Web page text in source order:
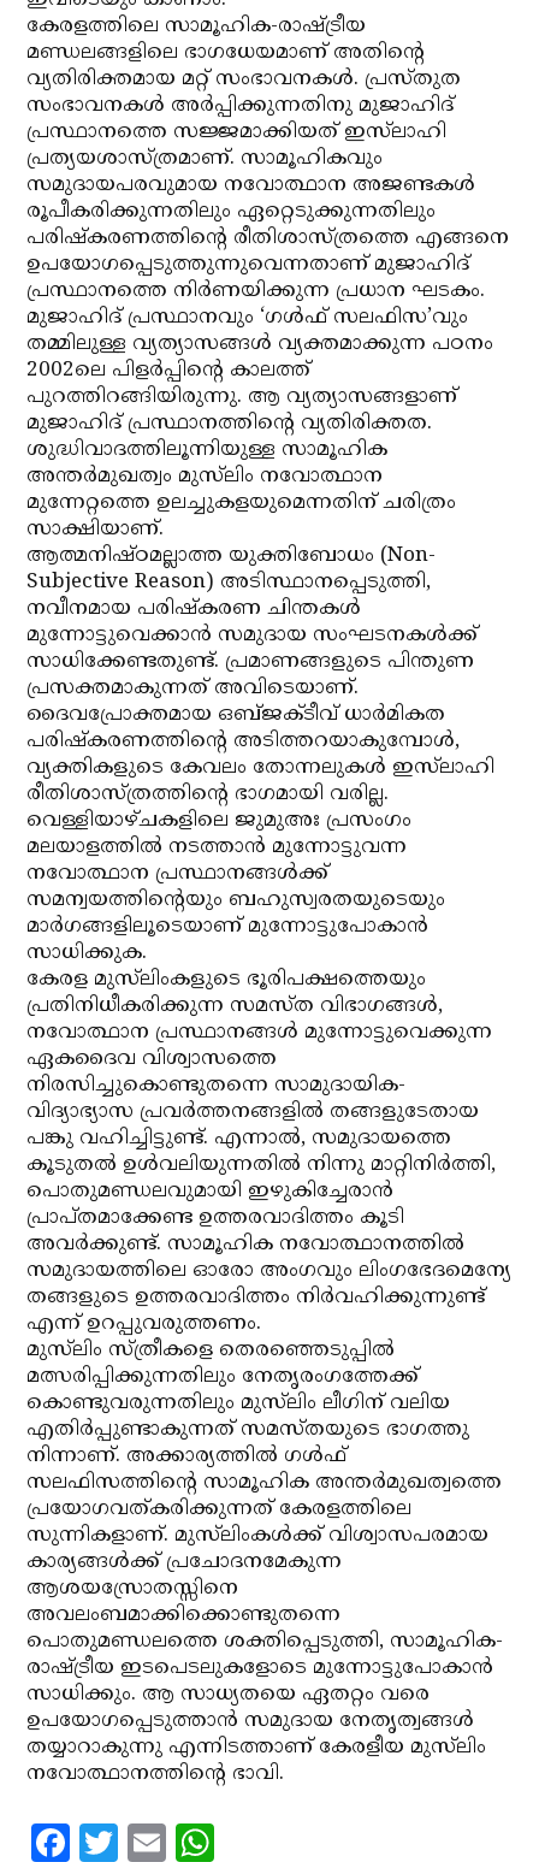
കേരളത്തിലെ സാമൂഹിക-രാഷ്ട്രീയ
മണ്ഡലങ്ങളിലെ ഭാഗധേയമാണ് അതിന്റെ
വ്യതിരിക്തമായ മറ്റ് സംഭാവനകള്‍. പ്രസ്തുത
സംഭാവനകള്‍ അര്‍പ്പിക്കുന്നതിനു മുജാഹിദ്
പ്രസ്ഥാനത്തെ സജ്ജമാക്കിയത് ഇസ്‌ലാഹി
പ്രത്യയശാസ്ത്രമാണ്. സാമൂഹികവും
സമുദായപരവുമായ നവോത്ഥാന അജണ്ടകള്‍
രൂപീകരിക്കുന്നതിലും ഏറ്റെടുക്കുന്നതിലും
പരിഷ്‌കരണത്തിന്റെ രീതിശാസ്ത്രത്തെ എങ്ങനെ
ഉപയോഗപ്പെടുത്തുന്നുവെന്നതാണ് മുജാഹിദ്
പ്രസ്ഥാനത്തെ നിര്‍ണയിക്കുന്ന പ്രധാന ഘടകം.
മുജാഹിദ് പ്രസ്ഥാനവും ‘ഗള്‍ഫ് സലഫിസ’വും
തമ്മിലുള്ള വ്യത്യാസങ്ങള്‍ വ്യക്തമാക്കുന്ന പഠനം
2002ലെ പിളര്‍പ്പിന്റെ കാലത്ത്
പുറത്തിറങ്ങിയിരുന്നു. ആ വ്യത്യാസങ്ങളാണ്
മുജാഹിദ് പ്രസ്ഥാനത്തിന്റെ വ്യതിരിക്തത.
ശുദ്ധിവാദത്തിലൂന്നിയുള്ള സാമൂഹിക
അന്തര്‍മുഖത്വം മുസ്‌ലിം നവോത്ഥാന
മുന്നേറ്റത്തെ ഉലച്ചുകളയുമെന്നതിന് ചരിത്രം
സാക്ഷിയാണ്.
ആത്മനിഷ്ഠമല്ലാത്ത യുക്തിബോധം (Non-
Subjective Reason) അടിസ്ഥാനപ്പെടുത്തി,
നവീനമായ പരിഷ്‌കരണ ചിന്തകള്‍
മുന്നോട്ടുവെക്കാന്‍ സമുദായ സംഘടനകള്‍ക്ക്
സാധിക്കേണ്ടതുണ്ട്. പ്രമാണങ്ങളുടെ പിന്തുണ
പ്രസക്തമാകുന്നത് അവിടെയാണ്.
ദൈവപ്രോക്തമായ ഒബ്ജക്ടീവ് ധാര്‍മികത
പരിഷ്‌കരണത്തിന്റെ അടിത്തറയാകുമ്പോള്‍,
വ്യക്തികളുടെ കേവലം തോന്നലുകള്‍ ഇസ്‌ലാഹി
രീതിശാസ്ത്രത്തിന്റെ ഭാഗമായി വരില്ല.
വെള്ളിയാഴ്ചകളിലെ ജുമുഅഃ പ്രസംഗം
മലയാളത്തില്‍ നടത്താന്‍ മുന്നോട്ടുവന്ന
നവോത്ഥാന പ്രസ്ഥാനങ്ങള്‍ക്ക്
സമന്വയത്തിന്റെയും ബഹുസ്വരതയുടെയും
മാര്‍ഗങ്ങളിലൂടെയാണ് മുന്നോട്ടുപോകാന്‍
സാധിക്കുക.
കേരള മുസ്‌ലിംകളുടെ ഭൂരിപക്ഷത്തെയും
പ്രതിനിധീകരിക്കുന്ന സമസ്ത വിഭാഗങ്ങള്‍,
നവോത്ഥാന പ്രസ്ഥാനങ്ങള്‍ മുന്നോട്ടുവെക്കുന്ന
ഏകദൈവ വിശ്വാസത്തെ
നിരസിച്ചുകൊണ്ടുതന്നെ സാമുദായിക-
വിദ്യാഭ്യാസ പ്രവര്‍ത്തനങ്ങളില്‍ തങ്ങളുടേതായ
പങ്കു വഹിച്ചിട്ടുണ്ട്. എന്നാല്‍, സമുദായത്തെ
കൂടുതല്‍ ഉള്‍വലിയുന്നതില്‍ നിന്നു മാറ്റിനിര്‍ത്തി,
പൊതുമണ്ഡലവുമായി ഇഴുകിച്ചേരാന്‍
പ്രാപ്തമാക്കേണ്ട ഉത്തരവാദിത്തം കൂടി
അവര്‍ക്കുണ്ട്. സാമൂഹിക നവോത്ഥാനത്തില്‍
സമുദായത്തിലെ ഓരോ അംഗവും ലിംഗഭേദമെന്യേ
തങ്ങളുടെ ഉത്തരവാദിത്തം നിര്‍വഹിക്കുന്നുണ്ട്
എന്ന് ഉറപ്പുവരുത്തണം.
മുസ്‌ലിം സ്ത്രീകളെ തെരഞ്ഞെടുപ്പില്‍
മത്സരിപ്പിക്കുന്നതിലും നേതൃരംഗത്തേക്ക്
കൊണ്ടുവരുന്നതിലും മുസ്‌ലിം ലീഗിന് വലിയ
എതിര്‍പ്പുണ്ടാകുന്നത് സമസ്തയുടെ ഭാഗത്തു
നിന്നാണ്. അക്കാര്യത്തില്‍ ഗള്‍ഫ്
സലഫിസത്തിന്റെ സാമൂഹിക അന്തര്‍മുഖത്വത്തെ
പ്രയോഗവത്കരിക്കുന്നത് കേരളത്തിലെ
സുന്നികളാണ്. മുസ്‌ലിംകള്‍ക്ക് വിശ്വാസപരമായ
കാര്യങ്ങള്‍ക്ക് പ്രചോദനമേകുന്ന
ആശയസ്രോതസ്സിനെ
അവലംബമാക്കിക്കൊണ്ടുതന്നെ
പൊതുമണ്ഡലത്തെ ശക്തിപ്പെടുത്തി, സാമൂഹിക-
രാഷ്ട്രീയ ഇടപെടലുകളോടെ മുന്നോട്ടുപോകാന്‍
സാധിക്കും. ആ സാധ്യതയെ ഏതറ്റം വരെ
ഉപയോഗപ്പെടുത്താന്‍ സമുദായ നേതൃത്വങ്ങള്‍
തയ്യാറാകുന്നു എന്നിടത്താണ് കേരളീയ മുസ്‌ലിം
നവോത്ഥാനത്തിന്റെ ഭാവി.
Facebook
Twitter
Email